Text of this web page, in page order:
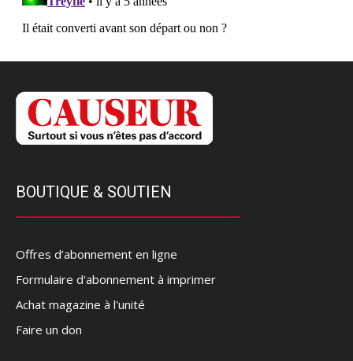
BOUTIQUE & SOUTIEN
Offres d’abonnement en ligne
Formulaire d'abonnement à imprimer
Achat magazine à l'unité
Faire un don